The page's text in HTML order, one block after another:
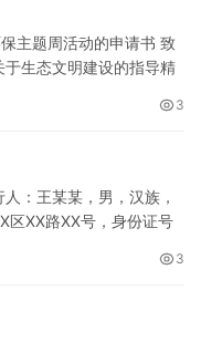
主题周活动的申请书 致
生态文明建设的指导精
3
：王某某，男，汉族，
区XX路XX号，身份证号
3